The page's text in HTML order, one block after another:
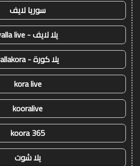
سوريا لايف
يلا لايف - yalla live
يلا كورة - yallakora
kora live
kooralive
koora 365
يلا شوت